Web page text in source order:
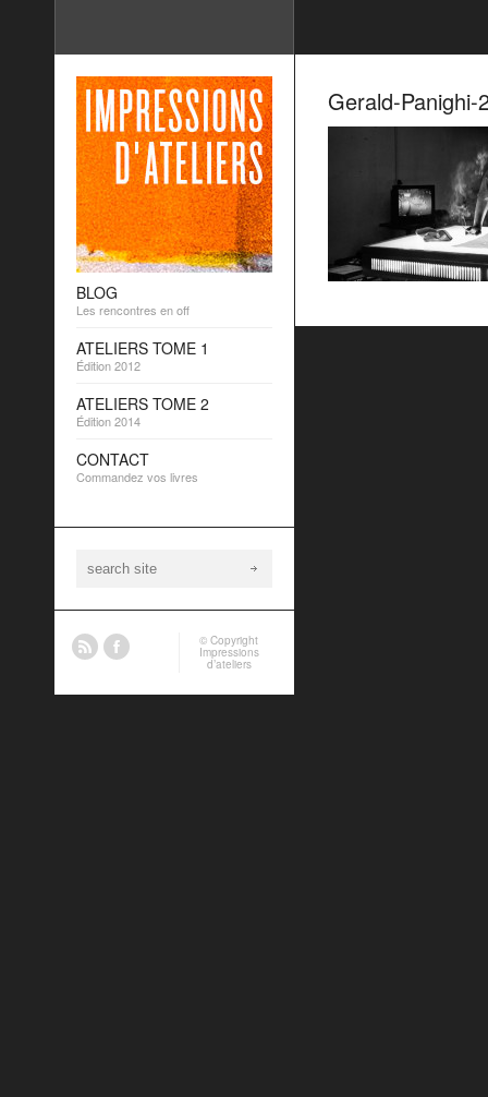
Gerald-Panighi-
BLOG
Les rencontres en off
ATELIERS TOME 1
Édition 2012
ATELIERS TOME 2
Édition 2014
CONTACT
Commandez vos livres
© Copyright
Impressions
d’ateliers